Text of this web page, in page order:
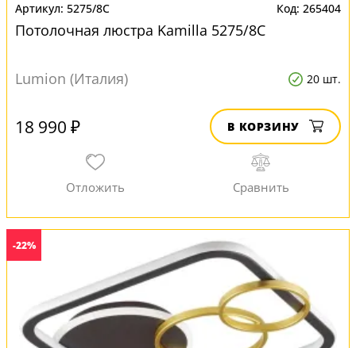
5275/8C 265404
Потолочная люстра Kamilla 5275/8C
Lumion (Италия) 20 шт.
18 990 ₽ В КОРЗИНУ
-22%